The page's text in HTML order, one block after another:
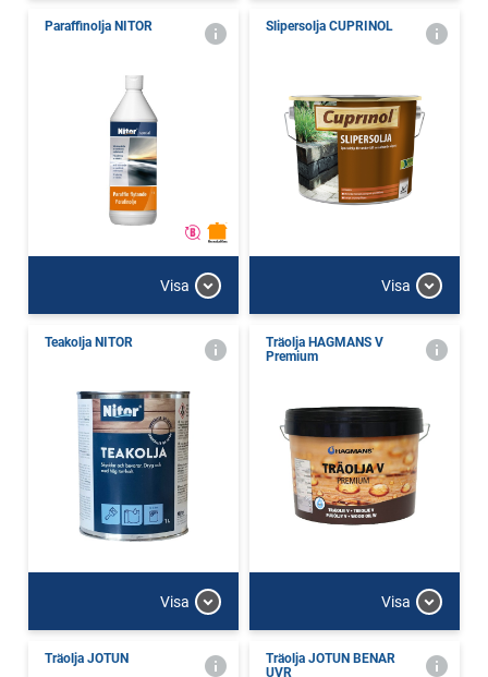
Paraffinolja NITOR
Visa
Slipersolja CUPRINOL
Visa
Teakolja NITOR
Visa
Träolja HAGMANS V
Premium
Visa
Träolja JOTUN
Träolja JOTUN BENAR
UVR